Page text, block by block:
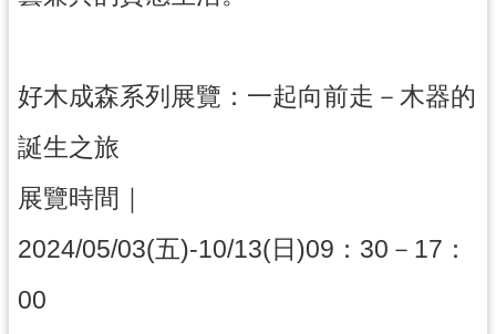
園
市
政
府
E
g
l
s
好木成森系列展覽：一起向前走－木器的
誕生之旅
展覽時間｜
2024/05/03(五)-10/13(日)09：30－17：
00